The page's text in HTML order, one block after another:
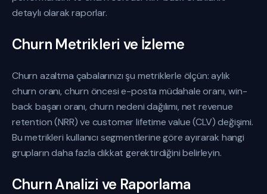
detaylı olarak raporlar.
Churn Metrikleri ve İzleme
Churn azaltma çabalarınızı şu metriklerle ölçün: aylık
churn oranı, churn öncesi e-posta müdahale oranı, win-
back başarı oranı, churn nedeni dağılımı, net revenue
retention (NRR) ve customer lifetime value (CLV) değişimi.
Bu metrikleri kullanıcı segmentlerine göre ayırarak hangi
grupların daha fazla dikkat gerektirdiğini belirleyin.
Churn Analizi ve Raporlama